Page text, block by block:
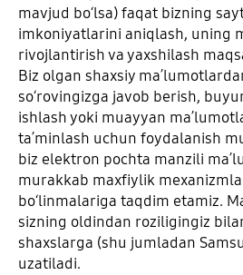
mavjud boʻlsa) faqat bizning
imkoniyatlarini aniqlash, uning
rivojlantirish va yaxshilash
Biz olgan shaxsiy
soʻrovingizga javob berish,
ishlash yoki muayyan
taʼminlash uchun foydalanish
biz elektron pochta manzili
murakkab maxfiylik
boʻlinmalariga taqdim etamiz.
sizning oldindan roziligingiz
shaxslarga (shu jumladan
uzatiladi.